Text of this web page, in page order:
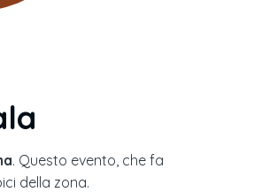
. Questo evento, che fa
della zona.